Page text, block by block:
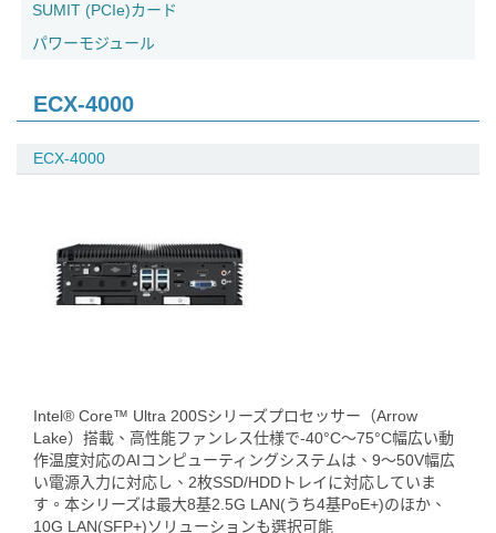
SUMIT (PCIe)カード
パワーモジュール
ECX-4000
ECX-4000
Intel® Core™ Ultra 200Sシリーズプロセッサー（Arrow
Lake）搭載、高性能ファンレス仕様で-40°C～75°C幅広い動
作温度対応のAIコンピューティングシステムは、9～50V幅広
い電源入力に対応し、2枚SSD/HDDトレイに対応していま
す。本シリーズは最大8基2.5G LAN(うち4基PoE+)のほか、
10G LAN(SFP+)ソリューションも選択可能